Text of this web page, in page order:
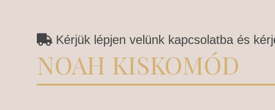
Kérjük lépjen velünk kapcsolatba és
NOAH KISKOMÓD